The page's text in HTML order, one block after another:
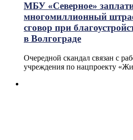
МБУ «Северное»
многомиллионный
сговор при
в Волгограде
Очередной скандал связан с
учреждения по нацпроекту